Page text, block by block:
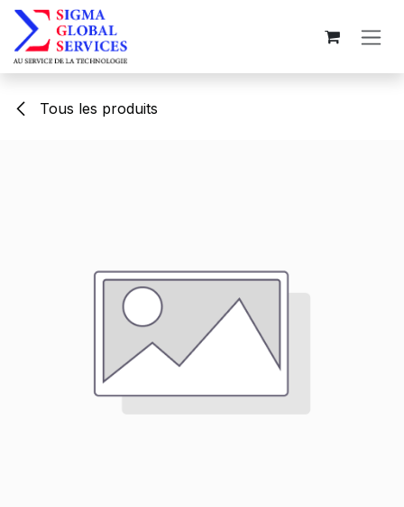
Se rendre au contenu
Tous les produits